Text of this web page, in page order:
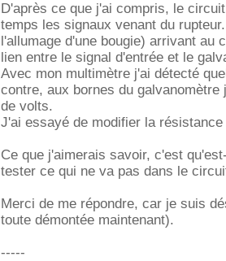
D'après ce que j'ai compris, le
temps les signaux venant du
l'allumage d'une bougie) arrivant au
lien entre le signal d'entrée et le
Avec mon multimètre j'ai détecté
contre, aux bornes du
de volts.
J'ai essayé de modifier la
Ce que j'aimerais savoir, c'est
tester ce qui ne va pas dans le
Merci de me répondre, car je suis
toute démontée maintenant).
-----